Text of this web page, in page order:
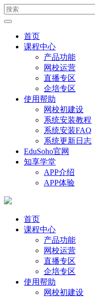
首页
课程中心
产品功能
网校运营
直播专区
企培专区
使用帮助
网校初建设
系统安装教程
系统安装FAQ
系统更新日志
EduSoho官网
知享学堂
APP介绍
APP体验
首页
课程中心
产品功能
网校运营
直播专区
企培专区
使用帮助
网校初建设